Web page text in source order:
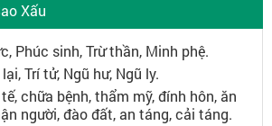
Xấu
Phúc sinh, Trừ thần, Minh phệ.
Trí tử, Ngũ hư, Ngũ ly.
chữa bệnh, thẩm mỹ, đính hôn, ăn
người, đào đất, an táng, cải táng.